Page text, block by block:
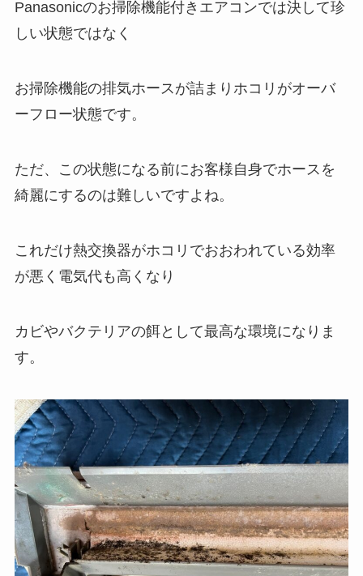
Panasonicのお掃除機能付きエアコンでは決して珍
しい状態ではなく
お掃除機能の排気ホースが詰まりホコリがオーバ
ーフロー状態です。
ただ、この状態になる前にお客様自身でホースを
綺麗にするのは難しいですよね。
これだけ熱交換器がホコリでおおわれている効率
が悪く電気代も高くなり
カビやバクテリアの餌として最高な環境になりま
す。